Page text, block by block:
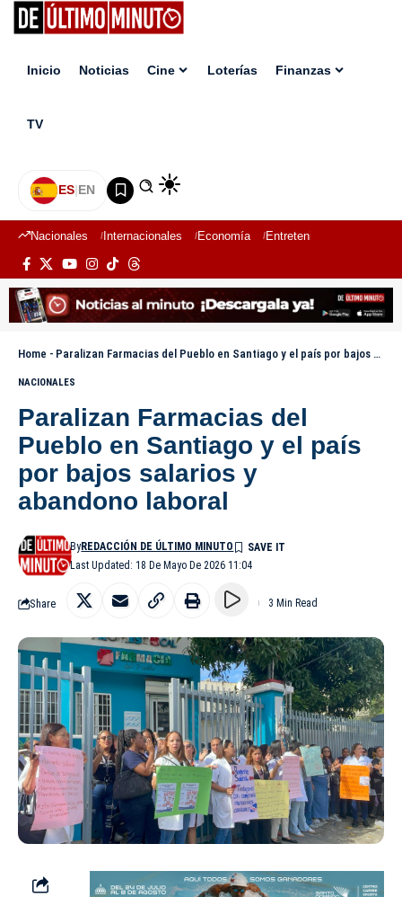
Inicio Noticias Cine Loterías Finanzas
TV
ES|EN
Nacionales Internacionales Economía Entretenimiento
Home - Paralizan Farmacias del Pueblo en Santiago y el país por bajos salarios y abandono laboral
NACIONALES
Paralizan Farmacias del
Pueblo en Santiago y el país
por bajos salarios y
abandono laboral
Last Updated: 18 De Mayo De 2026 11:04
ByREDACCIÓN DE ÚLTIMO MINUTO
Share 3 Min Read